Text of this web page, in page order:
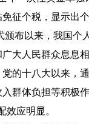
征个税，显示出
颁布以来，我国
大人民群众息息
的十八大以来，
群体负担等积极
效应明显。